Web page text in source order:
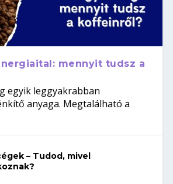
mennyit tudsz a
egyik leggyakrabban
anyaga. Megtalálható a
– Tudod, mivel